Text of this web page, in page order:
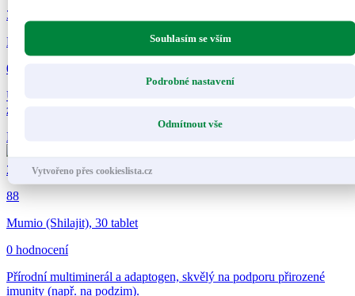
38
Kloubík®, porcovaný čaj, 30 g
0 hodnocení
Užívejte si pohyb bez omezení. Pečujte o své klouby, aby byly
zdravé, pohyblivé a...
Přidat do košíku
280
Kč
88
Mumio (Shilajit), 30 tablet
0 hodnocení
Přírodní multiminerál a adaptogen, skvělý na podporu přirozené
imunity (např. na podzim).
Souhlasím se vším
Podrobné nastavení
Odmítnout vše
Vytvořeno přes cookieslista.cz